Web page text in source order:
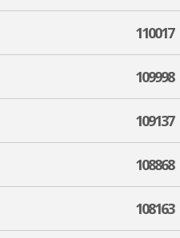
110017
109998
109137
108868
108163